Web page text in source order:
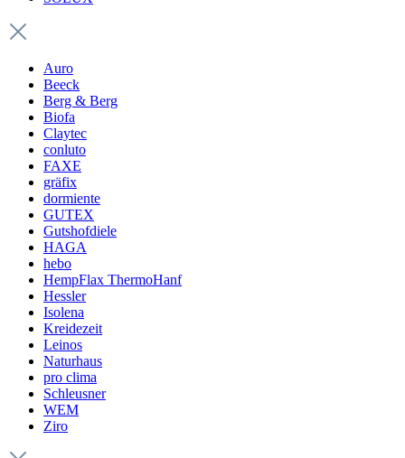
Auro
Beeck
Berg & Berg
Biofa
Claytec
conluto
FAXE
gräfix
dormiente
GUTEX
Gutshofdiele
HAGA
hebo
HempFlax ThermoHanf
Hessler
Isolena
Kreidezeit
Leinos
Naturhaus
pro clima
Schleusner
WEM
Ziro